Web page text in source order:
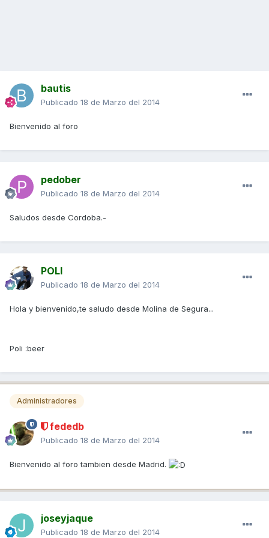
bautis
Publicado 18 de Marzo del 2014
Bienvenido al foro
pedober
Publicado 18 de Marzo del 2014
Saludos desde Cordoba.-
POLI
Publicado 18 de Marzo del 2014
Hola y bienvenido,te saludo desde Molina de Segura...
Poli :beer
Administradores
fededb
Publicado 18 de Marzo del 2014
Bienvenido al foro tambien desde Madrid.
joseyjaque
Publicado 18 de Marzo del 2014